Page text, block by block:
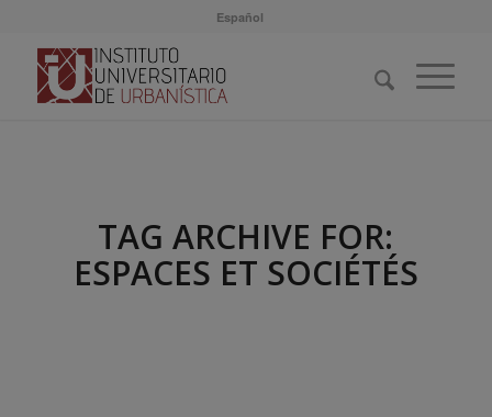
Español
TAG ARCHIVE FOR:
ESPACES ET SOCIÉTÉS